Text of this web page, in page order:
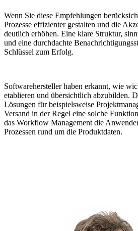
Wenn Sie diese Empfehlungen
Prozesse effizienter gestalten und die
deutlich erhöhen. Eine klare Struktur,
und eine durchdachte
Schlüssel zum Erfolg.
Softwarehersteller haben erkannt, wie
etablieren und übersichtlich abzubilden.
Lösungen für beispielsweise
Versand in der Regel eine solche
das Workflow Management die
Prozessen rund um die Produktdaten.